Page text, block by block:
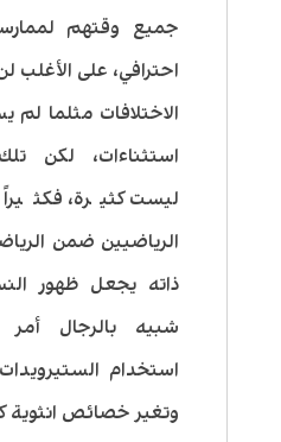
جميع وقتهم
احترافي، على
الاختلافات مثلما
استثناءات، لكن
ليست كثيرة،
الرياضيين ضمن
ذاته يجعل ظهور
شبيه بالرجال
استخدام
وتغير خصائص انثوية